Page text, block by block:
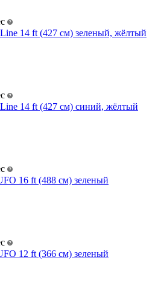
14 ft (427 см) зеленый, жёлтый
14 ft (427 см) синий, жёлтый
16 ft (488 см) зеленый
12 ft (366 см) зеленый